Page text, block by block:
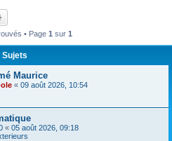
r
• Page 1 sur 1
Sujets
Maurice
« 09 août 2026, 10:54
« 05 août 2026, 09:18